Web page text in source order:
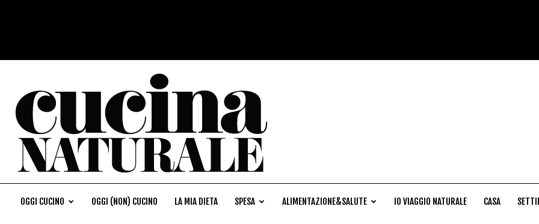
OGGI CUCINO OGGI (NON) CUCINO LA MIA DIETA SPESA ALIMENTAZIONE&SALUTE IO VIAGGIO NATURALE CASA